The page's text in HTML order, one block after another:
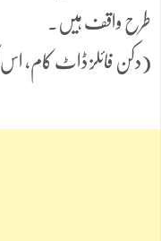
طرح واقف ہیں۔
(دکن فائلز ڈاٹ کام، اس